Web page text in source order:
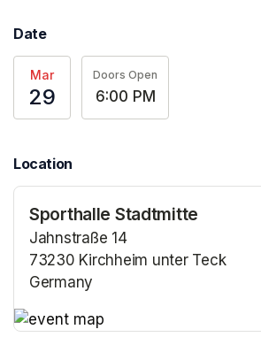
Date
Mar
29
Doors Open
6:00 PM
Location
Sporthalle Stadtmitte
Jahnstraße 14
73230 Kirchheim unter Teck
Germany